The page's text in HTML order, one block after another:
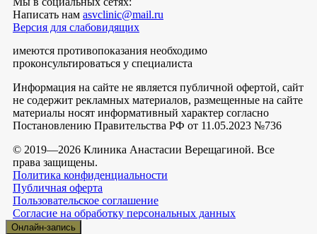
Написать нам asvclinic@mail.ru
Версия для слабовидящих
имеются противопоказания необходимо
проконсультироваться у специалиста
Информация на сайте не является публичной офертой, сайт
не содержит рекламных материалов, размещенные на сайте
материалы носят информативный характер согласно
Постановлению Правительства РФ от 11.05.2023 №736
© 2019—2026 Клиника Анастасии Верещагиной. Все
права защищены.
Политика конфиденциальности
Публичная оферта
Пользовательское соглашение
Согласие на обработку персональных данных
Онлайн-запись